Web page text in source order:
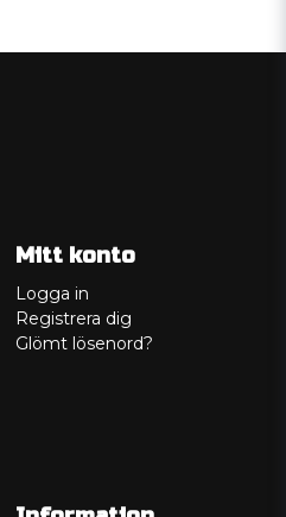
Mitt konto
Logga in
Registrera dig
Glömt lösenord?